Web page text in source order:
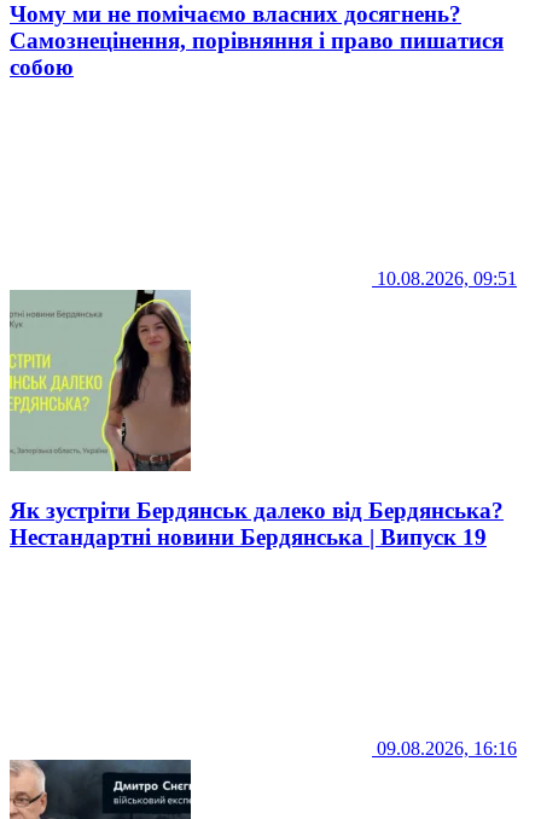
Чому ми не помічаємо власних досягнень?
Самознецінення, порівняння і право пишатися
собою
10.08.2026, 09:51
Як зустріти Бердянськ далеко від Бердянська?
Нестандартні новини Бердянська | Випуск 19
09.08.2026, 16:16